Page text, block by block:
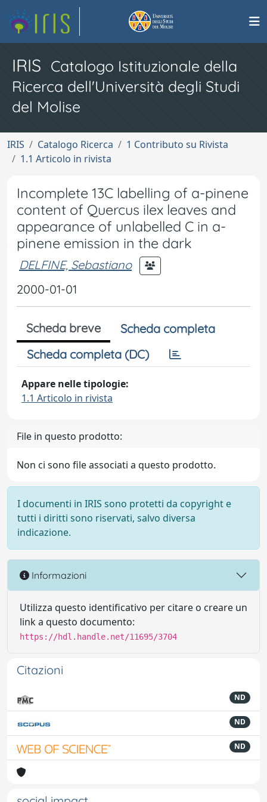
IRIS Catalogo Istituzionale della
Ricerca dell'Università degli Studi
del Molise
IRIS Catalogo Ricerca
1 Contributo su Rivista
1.1 Articolo in rivista
Incomplete 13C labelling of a-pinene
content of Quercus ilex leaves and
appearance of unlabelled C in a-
pinene emission in the dark
DELFINE, Sebastiano
2000-01-01
Scheda breve
Scheda completa
Scheda completa (DC)
Appare nelle tipologie:
1.1 Articolo in rivista
File in questo prodotto:
Non ci sono file associati a questo prodotto.
I documenti in IRIS sono protetti da copyright e
tutti i diritti sono riservati, salvo diversa
indicazione.
Informazioni
Utilizza questo identificativo per citare o creare un
link a questo documento:
https://hdl.handle.net/11695/3704
Citazioni
ND
ND
ND